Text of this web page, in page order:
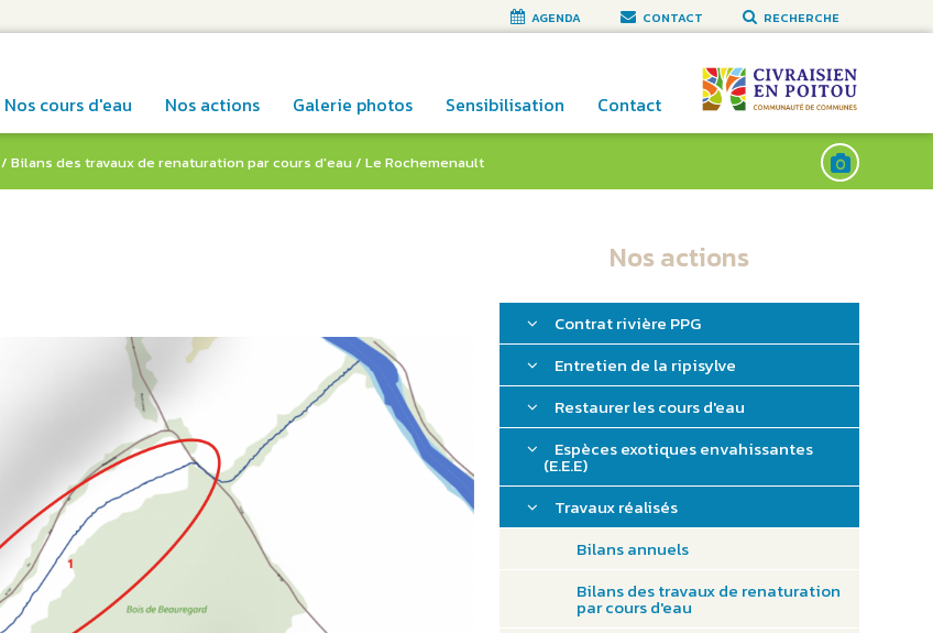
RECHERCHE
CONTACT
AGENDA
Nos cours d'eau Nos actions Galerie photos Sensibilisation Contact
/Bilans des travaux de renaturation par cours d'eau/Le Rochemenault
Nos actions
Contrat rivière PPG
Entretien de la ripisylve
Restaurer les cours d'eau
Espèces exotiques envahissantes
(E.E.E)
Travaux réalisés
Bilans annuels
Bilans des travaux de renaturation
par cours d'eau